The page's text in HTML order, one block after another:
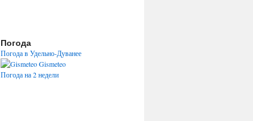
Погода
Погода в Удельно-Дуванее
Gismeteo
Погода на 2 недели